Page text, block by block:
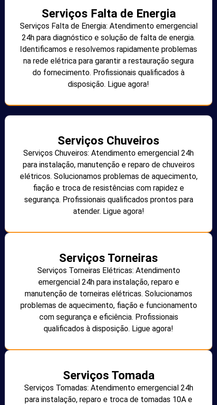
Serviços Falta de Energia
Serviços Falta de Energia: Atendimento emergencial
24h para diagnóstico e solução de falta de energia.
Identificamos e resolvemos rapidamente problemas
na rede elétrica para garantir a restauração segura
do fornecimento. Profissionais qualificados à
disposição. Ligue agora!
Serviços Chuveiros
Serviços Chuveiros: Atendimento emergencial 24h
para instalação, manutenção e reparo de chuveiros
elétricos. Solucionamos problemas de aquecimento,
fiação e troca de resistências com rapidez e
segurança. Profissionais qualificados prontos para
atender. Ligue agora!
Serviços Torneiras
Serviços Torneiras Elétricas: Atendimento
emergencial 24h para instalação, reparo e
manutenção de torneiras elétricas. Solucionamos
problemas de aquecimento, fiação e funcionamento
com segurança e eficiência. Profissionais
qualificados à disposição. Ligue agora!
Serviços Tomada
Serviços Tomadas: Atendimento emergencial 24h
para instalação, reparo e troca de tomadas 10A e